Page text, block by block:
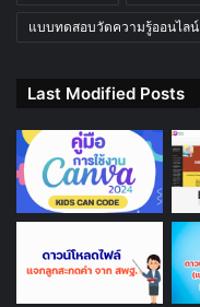
แบบทดสอบวัดความรู้ออนไลน์
Last Modified Posts